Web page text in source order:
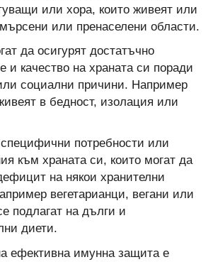
или хора, които живеят или
или пренаселени области.
да осигурят достатъчно
и качество на храната си поради
социални причини. Например
в бедност, изолация или
специфични потребности или
към храната си, които могат да
на някои хранителни
вегетарианци, вегани или
подлагат на дълги и
диети.
ефективна имунна защита е